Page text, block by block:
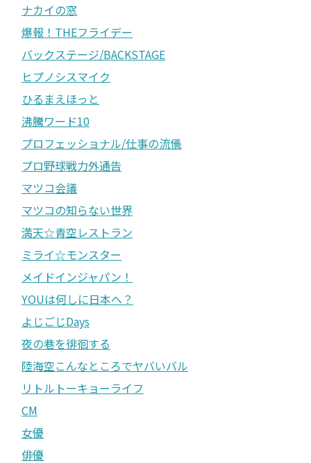
ナカイの窓
爆報！THEフライデー
バックステージ/BACKSTAGE
ヒプノシスマイク
ひるまえほっと
沸騰ワード10
プロフェッショナル/仕事の流儀
プロ野球戦力外通告
マツコ会議
マツコの知らない世界
満天☆青空レストラン
ミライ☆モンスター
メイドインジャパン！
YOUは何しに日本へ？
よじごじDays
夜の巷を徘徊する
陸海空こんなところでヤバいバル
リトルトーキョーライフ
CM
女優
俳優